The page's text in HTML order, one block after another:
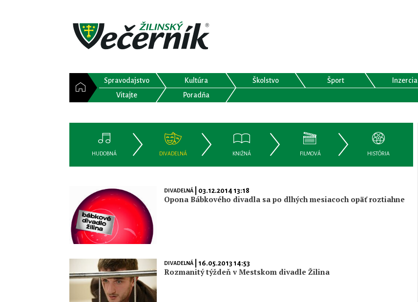
Spravodajstvo Kultúra Školstvo Šport Inzercia
Vitajte
Poradňa
HUDOBNÁ DIVADELNÁ KNIŽNÁ FILMOVÁ HISTÓRIA
DIVADELNÁ| 03.12.2014 13:18
Opona Bábkového divadla sa po dlhých mesiacoch opäť roztiahne
DIVADELNÁ| 16.05.2013 14:53
Rozmanitý týždeň v Mestskom divadle Žilina